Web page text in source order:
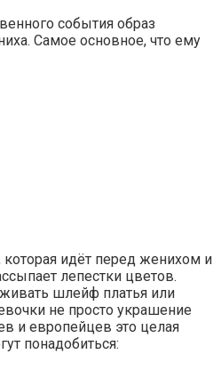
события образ
Самое основное, что ему
идёт перед женихом и
лепестки цветов.
шлейф платья или
не просто украшение
и европейцев это целая
понадобиться: